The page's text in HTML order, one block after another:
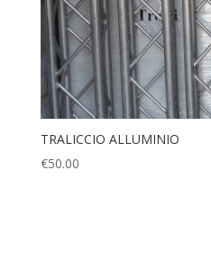
TRALICCIO ALLUMINIO
€50.00